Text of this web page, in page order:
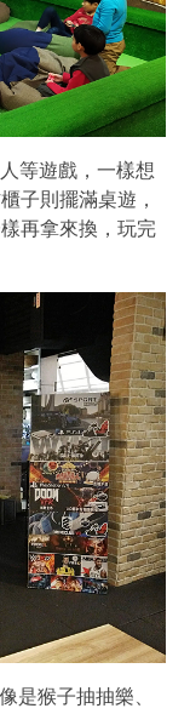
等遊戲，一樣想
子則擺滿桌遊，
再拿來換，玩完
是猴子抽抽樂、